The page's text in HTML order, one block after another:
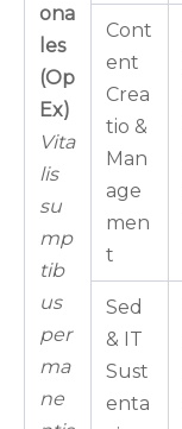
ona
les
(Op
Ex)
Vita
lis
su
mp
tib
us
per
ma
ne
Cont
ent
Crea
tio &
Man
age
men
t
Sed
& IT
Sust
enta